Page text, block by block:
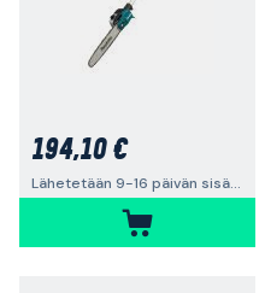
194,10 €
Lähetetään 9-16 päivän sisällä